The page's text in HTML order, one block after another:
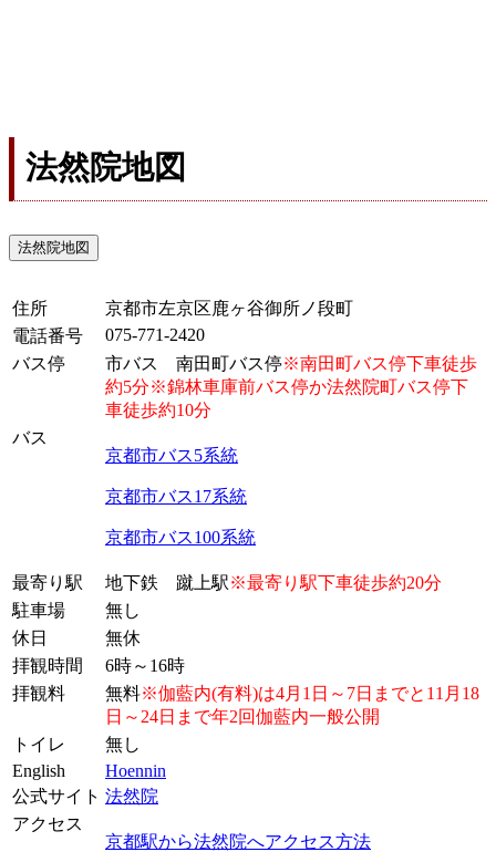
法然院地図
法然院地図
住所
京都市左京区鹿ヶ谷御所ノ段町
電話番号
075-771-2420
バス停
市バス 南田町バス停※南田町バス停下車徒歩
約5分※錦林車庫前バス停か法然院町バス停下
車徒歩約10分
バス
京都市バス5系統
京都市バス17系統
京都市バス100系統
最寄り駅 地下鉄 蹴上駅※最寄り駅下車徒歩約20分
駐車場
無し
休日
無休
拝観時間
6時～16時
拝観料
無料※伽藍内(有料)は4月1日～7日までと11月18
日～24日まで年2回伽藍内一般公開
トイレ
無し
English
Hoennin
公式サイト 法然院
アクセス
京都駅から法然院へアクセス方法